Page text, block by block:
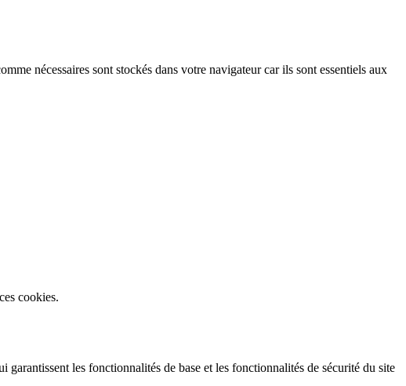
nécessaires sont stockés dans votre navigateur car ils sont essentiels aux
cookies.
les fonctionnalités de base et les fonctionnalités de sécurité du site